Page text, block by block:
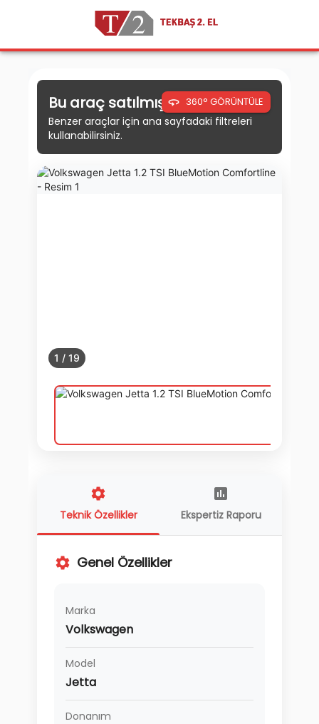
Bu araç satılmıştır.
Benzer araçlar için ana sayfadaki filtreleri
kullanabilirsiniz.
1 / 19
360° GÖRÜNTÜLE
Teknik Özellikler Ekspertiz Raporu
Genel Özellikler
Marka
Volkswagen
Model
Jetta
Donanım